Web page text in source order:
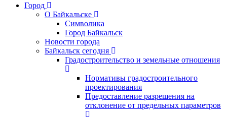
Город
О Байкальске
Символика
Город Байкальск
Новости города
Байкальск сегодня
Градостроительство и земельные отношения
Нормативы градостроительного
проектирования
Предоставление разрешения на
отклонение от предельных параметров